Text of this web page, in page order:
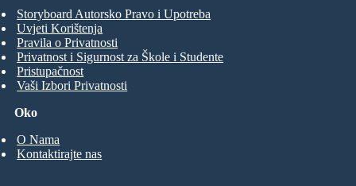
Oko
O Nama
Kontaktirajte nas
Storyboard Autorsko Pravo i Upotreba
Uvjeti Korištenja
Pravila o Privatnosti
Privatnost i Sigurnost za Škole i Studente
Pristupačnost
Vaši Izbori Privatnosti